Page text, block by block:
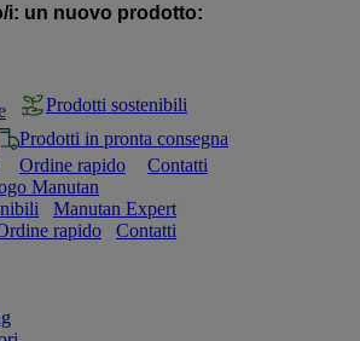
i: un nuovo prodotto:
Prodotti sostenibili
Prodotti in pronta consegna
Ordine rapido Contatti
Manutan Expert
rapido
Contatti